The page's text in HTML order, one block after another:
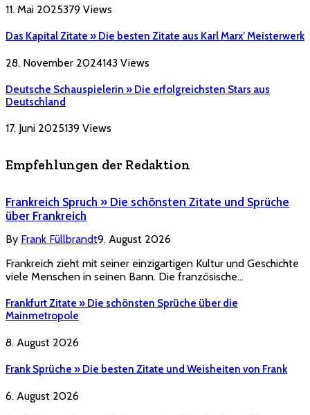
11. Mai 2025379 Views
Das Kapital Zitate » Die besten Zitate aus Karl Marx’ Meisterwerk
28. November 2024143 Views
Deutsche Schauspielerin » Die erfolgreichsten Stars aus
Deutschland
17. Juni 2025139 Views
Empfehlungen der Redaktion
Frankreich Spruch » Die schönsten Zitate und Sprüche
über Frankreich
By Frank Füllbrandt9. August 2026
Frankreich zieht mit seiner einzigartigen Kultur und Geschichte
viele Menschen in seinen Bann. Die französische…
Frankfurt Zitate » Die schönsten Sprüche über die
Mainmetropole
8. August 2026
Frank Sprüche » Die besten Zitate und Weisheiten von Frank
6. August 2026